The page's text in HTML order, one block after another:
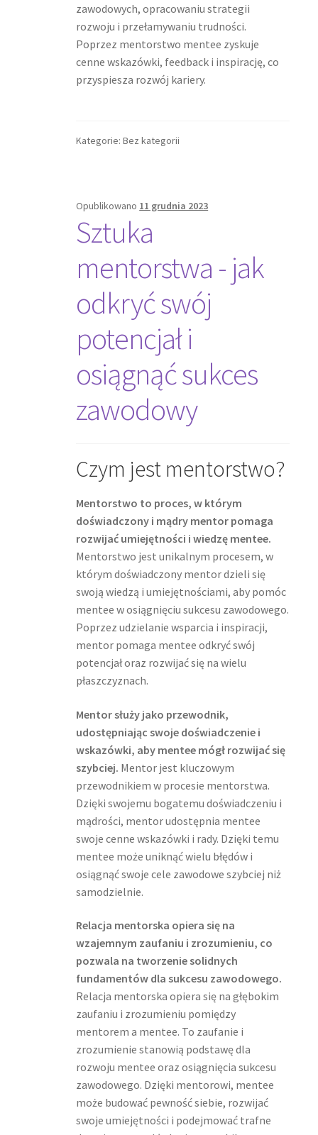
zawodowych, opracowaniu strategii
rozwoju i przełamywaniu trudności.
Poprzez mentorstwo mentee zyskuje
cenne wskazówki, feedback i inspirację, co
przyspiesza rozwój kariery.
Kategorie: Bez kategorii
Opublikowano 11 grudnia 2023
Sztuka
mentorstwa - jak
odkryć swój
potencjał i
osiągnąć sukces
zawodowy
Czym jest mentorstwo?
Mentorstwo to proces, w którym
doświadczony i mądry mentor pomaga
rozwijać umiejętności i wiedzę mentee.
Mentorstwo jest unikalnym procesem, w
którym doświadczony mentor dzieli się
swoją wiedzą i umiejętnościami, aby pomóc
mentee w osiągnięciu sukcesu zawodowego.
Poprzez udzielanie wsparcia i inspiracji,
mentor pomaga mentee odkryć swój
potencjał oraz rozwijać się na wielu
płaszczyznach.
Mentor służy jako przewodnik,
udostępniając swoje doświadczenie i
wskazówki, aby mentee mógł rozwijać się
szybciej. Mentor jest kluczowym
przewodnikiem w procesie mentorstwa.
Dzięki swojemu bogatemu doświadczeniu i
mądrości, mentor udostępnia mentee
swoje cenne wskazówki i rady. Dzięki temu
mentee może uniknąć wielu błędów i
osiągnąć swoje cele zawodowe szybciej niż
samodzielnie.
Relacja mentorska opiera się na
wzajemnym zaufaniu i zrozumieniu, co
pozwala na tworzenie solidnych
fundamentów dla sukcesu zawodowego.
Relacja mentorska opiera się na głębokim
zaufaniu i zrozumieniu pomiędzy
mentorem a mentee. To zaufanie i
zrozumienie stanowią podstawę dla
rozwoju mentee oraz osiągnięcia sukcesu
zawodowego. Dzięki mentorowi, mentee
może budować pewność siebie, rozwijać
swoje umiejętności i podejmować trafne